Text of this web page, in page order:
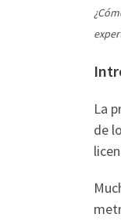
La
de